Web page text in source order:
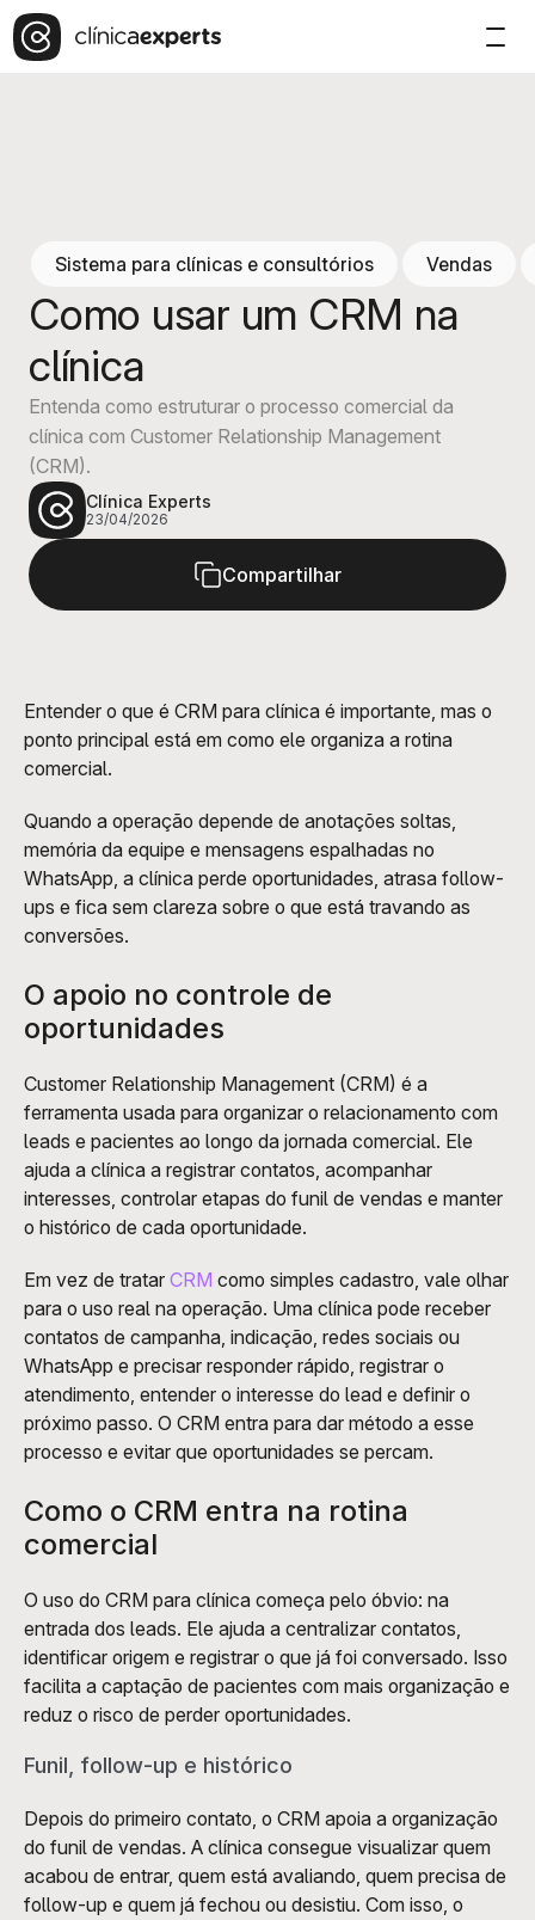
Sistema para clínicas e consultórios Vendas
Como usar um CRM na
clínica
Entenda como estruturar o processo comercial da
clínica com Customer Relationship Management
(CRM).
Clínica Experts
23/04/2026
Compartilhar
Entender o que é CRM para clínica é importante, mas o
ponto principal está em como ele organiza a rotina
comercial.
Quando a operação depende de anotações soltas,
memória da equipe e mensagens espalhadas no
WhatsApp, a clínica perde oportunidades, atrasa follow-
ups e fica sem clareza sobre o que está travando as
conversões.
O apoio no controle de
oportunidades
Customer Relationship Management (CRM) é a
ferramenta usada para organizar o relacionamento com
leads e pacientes ao longo da jornada comercial. Ele
ajuda a clínica a registrar contatos, acompanhar
interesses, controlar etapas do funil de vendas e manter
o histórico de cada oportunidade.
Em vez de tratar CRM como simples cadastro, vale olhar
para o uso real na operação. Uma clínica pode receber
contatos de campanha, indicação, redes sociais ou
WhatsApp e precisar responder rápido, registrar o
atendimento, entender o interesse do lead e definir o
próximo passo. O CRM entra para dar método a esse
processo e evitar que oportunidades se percam.
Como o CRM entra na rotina
comercial
O uso do CRM para clínica começa pelo óbvio: na
entrada dos leads. Ele ajuda a centralizar contatos,
identificar origem e registrar o que já foi conversado. Isso
facilita a captação de pacientes com mais organização e
reduz o risco de perder oportunidades.
Funil, follow-up e histórico
Depois do primeiro contato, o CRM apoia a organização
do funil de vendas. A clínica consegue visualizar quem
acabou de entrar, quem está avaliando, quem precisa de
follow-up e quem já fechou ou desistiu. Com isso, o